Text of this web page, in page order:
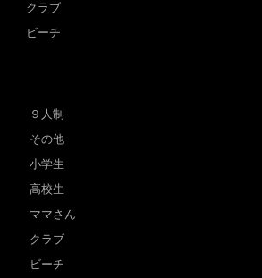
クラブ
ビーチ
９人制
その他
小学生
高校生
ママさん
クラブ
ビーチ